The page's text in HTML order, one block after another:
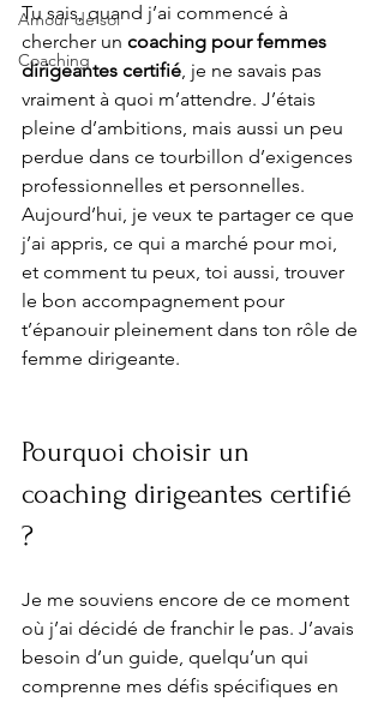
Amour de soi
Coaching
Tu sais, quand j’ai commencé à
chercher un coaching pour femmes
dirigeantes certifié, je ne savais pas
vraiment à quoi m’attendre. J’étais
pleine d’ambitions, mais aussi un peu
perdue dans ce tourbillon d’exigences
professionnelles et personnelles.
Aujourd’hui, je veux te partager ce que
j’ai appris, ce qui a marché pour moi,
et comment tu peux, toi aussi, trouver
le bon accompagnement pour
t’épanouir pleinement dans ton rôle de
femme dirigeante.
Pourquoi choisir un
coaching dirigeantes certifié
?
Je me souviens encore de ce moment
où j’ai décidé de franchir le pas. J’avais
besoin d’un guide, quelqu’un qui
comprenne mes défis spécifiques en